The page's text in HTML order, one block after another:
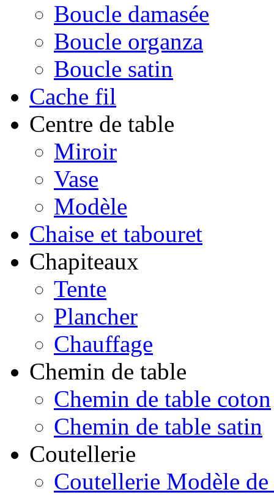
Boucle damasée
Boucle organza
Boucle satin
Cache fil
Centre de table
Miroir
Vase
Modèle
Chaise et tabouret
Chapiteaux
Tente
Plancher
Chauffage
Chemin de table
Chemin de table coton
Chemin de table satin
Coutellerie
Coutellerie Modèle de